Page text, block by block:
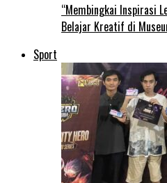
“Membingkai Inspirasi
Belajar Kreatif di
Sport